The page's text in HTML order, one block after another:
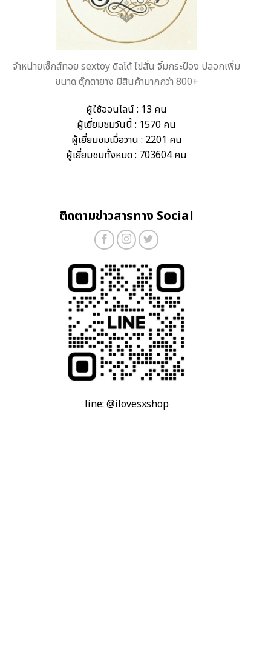
จำหน่ายเซ็กส์ทอย sextoy ดิลโด้ ไข่สั่น จิ๋มกระป๋อง ปลอกเพิ่ม
ขนาด ตุ๊กตายาง มีสินค้ามากกว่า 800+
ผู้ใช้ออนไลน์ : 13 คน
ผู้เยี่ยมชมวันนี้ : 1570 คน
ผู้เยี่ยมชมเมื่อวาน : 2201 คน
ผู้เยี่ยมชมทั้งหมด : 703604 คน
ติดตามข่าวสารทาง Social
line: @ilovesxshop